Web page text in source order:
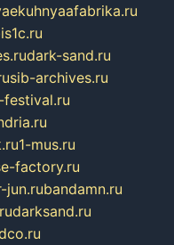
dark-sand.ru
sib-archives.ru
festival.ru
1-mus.ru
factory.ru
jun.rubandamn.ru
darksand.ru